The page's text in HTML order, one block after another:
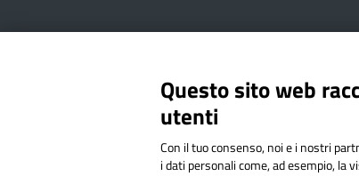
Amministrazione TrasparenteAlbo online
Via Cesare Bollea n. 3
Codice Fiscale:
Questo sito web
utenti
Con il tuo consenso, noi e i nostri
i dati personali come, ad esempio, la